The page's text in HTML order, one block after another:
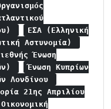
ΕΣΑ (Ελληνική
Αστυνομία)
Ένωση
Ένωση Κυπρίων
Λονδίνου
21ης Απριλίου